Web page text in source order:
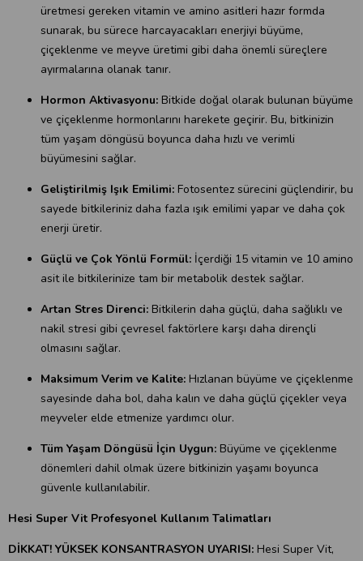
üretmesi gereken vitamin ve amino asitleri hazır formda
sunarak, bu sürece harcayacakları enerjiyi büyüme,
çiçeklenme ve meyve üretimi gibi daha önemli süreçlere
ayırmalarına olanak tanır.
Hormon Aktivasyonu: Bitkide doğal olarak bulunan büyüme
ve çiçeklenme hormonlarını harekete geçirir. Bu, bitkinizin
tüm yaşam döngüsü boyunca daha hızlı ve verimli
büyümesini sağlar.
Geliştirilmiş Işık Emilimi: Fotosentez sürecini güçlendirir, bu
sayede bitkileriniz daha fazla ışık emilimi yapar ve daha çok
enerji üretir.
Güçlü ve Çok Yönlü Formül: İçerdiği 15 vitamin ve 10 amino
asit ile bitkilerinize tam bir metabolik destek sağlar.
Artan Stres Direnci: Bitkilerin daha güçlü, daha sağlıklı ve
nakil stresi gibi çevresel faktörlere karşı daha dirençli
olmasını sağlar.
Maksimum Verim ve Kalite: Hızlanan büyüme ve çiçeklenme
sayesinde daha bol, daha kalın ve daha güçlü çiçekler veya
meyveler elde etmenize yardımcı olur.
Tüm Yaşam Döngüsü İçin Uygun: Büyüme ve çiçeklenme
dönemleri dahil olmak üzere bitkinizin yaşamı boyunca
güvenle kullanılabilir.
Hesi Super Vit Profesyonel Kullanım Talimatları
DİKKAT! YÜKSEK KONSANTRASYON UYARISI: Hesi Super Vit,